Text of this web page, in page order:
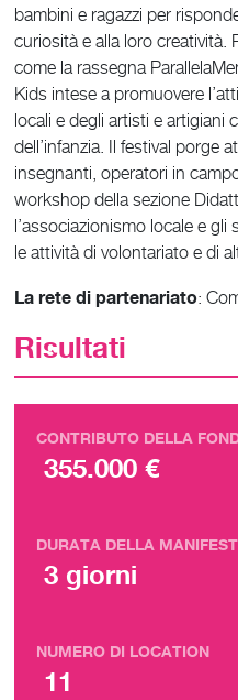
bambini e ragazzi per
curiosità e alla loro creatività.
come la rassegna
Kids intese a promuovere
locali e degli artisti e artigiani
dell’infanzia. Il festival porge
insegnanti, operatori in
workshop della sezione
l’associazionismo locale e
le attività di volontariato e di
La rete di partenariato:
Risultati
CONTRIBUTO DELLA
355.000 €
DURATA DELLA
3 giorni
NUMERO DI LOCATION
11